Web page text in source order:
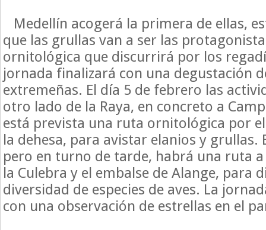
Medellín acogerá la primera de ellas,
que las grullas van a ser las
ornitológica que discurrirá por los
jornada finalizará con una degustación
extremeñas. El día 5 de febrero las
otro lado de la Raya, en concreto a
está prevista una ruta ornitológica por el
la dehesa, para avistar elanios y grullas.
pero en turno de tarde, habrá una ruta
la Culebra y el embalse de Alange, para
diversidad de especies de aves. La
con una observación de estrellas en el